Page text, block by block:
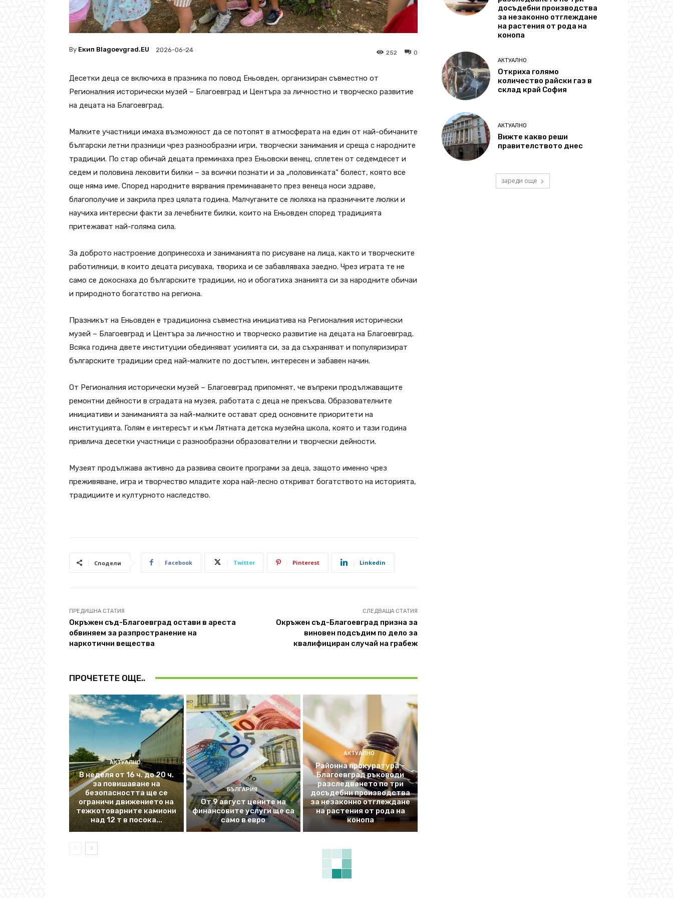
By Екип Blagoevgrad.EU 2026-06-24 0
252
Десетки деца се включиха в празника по повод Еньовден, организиран съвместно от
Регионалния исторически музей – Благоевград и Центъра за личностно и творческо развитие
на децата на Благоевград.
Малките участници имаха възможност да се потопят в атмосферата на един от най-обичаните
български летни празници чрез разнообразни игри, творчески занимания и среща с народните
традиции. По стар обичай децата преминаха през Еньовски венец, сплетен от седемдесет и
седем и половина лековити билки – за всички познати и за „половинката“ болест, която все
още няма име. Според народните вярвания преминаването през венеца носи здраве,
благополучие и закрила през цялата година. Малчуганите се люляха на празничните люлки и
научиха интересни факти за лечебните билки, които на Еньовден според традицията
притежават най-голяма сила.
За доброто настроение допринесоха и заниманията по рисуване на лица, както и творческите
работилници, в които децата рисуваха, твориха и се забавляваха заедно. Чрез играта те не
само се докоснаха до българските традиции, но и обогатиха знанията си за народните обичаи
и природното богатство на региона.
Празникът на Еньовден е традиционна съвместна инициатива на Регионалния исторически
музей – Благоевград и Центъра за личностно и творческо развитие на децата на Благоевград.
Всяка година двете институции обединяват усилията си, за да съхраняват и популяризират
българските традиции сред най-малките по достъпен, интересен и забавен начин.
От Регионалния исторически музей – Благоевград припомнят, че въпреки продължаващите
ремонтни дейности в сградата на музея, работата с деца не прекъсва. Образователните
инициативи и заниманията за най-малките остават сред основните приоритети на
институцията. Голям е интересът и към Лятната детска музейна школа, която и тази година
привлича десетки участници с разнообразни образователни и творчески дейности.
Музеят продължава активно да развива своите програми за деца, защото именно чрез
преживяване, игра и творчество младите хора най-лесно откриват богатството на историята,
традициите и културното наследство.
Сподели Facebook Twitter Pinterest Linkedin
ПРЕДИШНА СТАТИЯ
Окръжен съд-Благоевград oстави в ареста
обвиняем за разпространение на
наркотични вещества
СЛЕДВАЩА СТАТИЯ
Окръжен съд-Благоевград призна за
виновен подсъдим по дело за
квалифициран случай на грабеж
ПРОЧЕТЕТЕ ОЩЕ..
АКТУАЛНО
В неделя от 16 ч. до 20 ч.
за повишаване на
безопасността ще се
ограничи движението на
тежкотоварните камиони
над 12 т в посока...
БЪЛГАРИЯ
От 9 август цените на
финансовите услуги ще са
само в евро
АКТУАЛНО
Районна прокуратура –
Благоевград ръководи
разследването по три
досъдебни производства
за незаконно отглеждане
на растения от рода на
конопа
досъдебни производства
за незаконно отглеждане
на растения от рода на
конопа
АКТУАЛНО
Откриха голямо
количество райски газ в
склад край София
АКТУАЛНО
Вижте какво реши
правителството днес
зареди още